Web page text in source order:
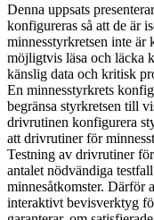
Denna uppsats
konfigureras så att de är
minnesstyrkretsen inte är
möjligtvis läsa och läcka
känslig data och kritisk
En minnesstyrkrets
begränsa styrkretsen till
drivrutinen konfigurera
att drivrutiner för
Testning av drivrutiner
antalet nödvändiga
minnesåtkomster. Därför
interaktivt bevisverktyg